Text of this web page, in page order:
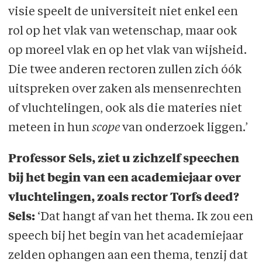
visie speelt de universiteit niet enkel een
rol op het vlak van wetenschap, maar ook
op moreel vlak en op het vlak van wijsheid.
Die twee anderen rectoren zullen zich óók
uitspreken over zaken als mensenrechten
of vluchtelingen, ook als die materies niet
meteen in hun scopevan onderzoek liggen.’
Professor Sels, ziet u zichzelf speechen
bij het begin van een academiejaar over
vluchtelingen, zoals rector Torfs deed?
Sels: ‘Dat hangt af van het thema. Ik zou een
speech bij het begin van het academiejaar
zelden ophangen aan een thema, tenzij dat